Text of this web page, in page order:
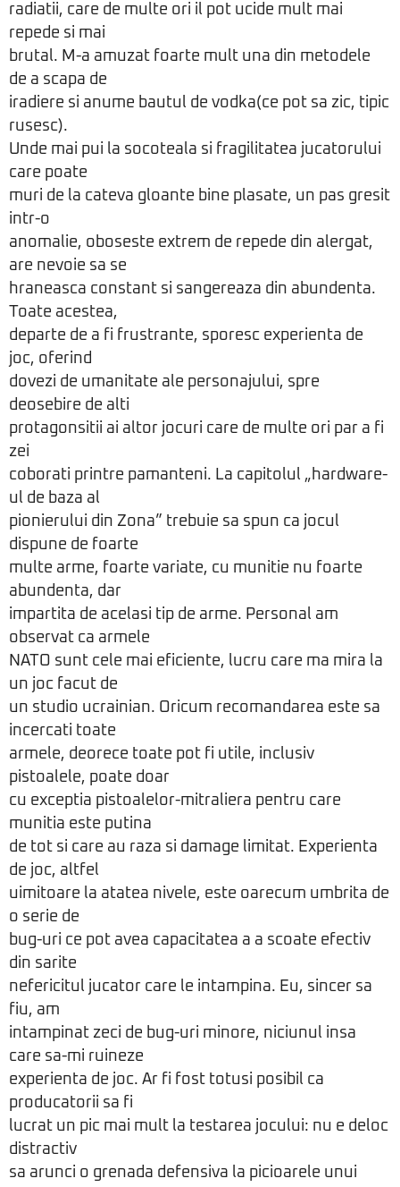
radiatii, care de multe ori il pot ucide mult mai
repede si mai
brutal. M-a amuzat foarte mult una din metodele
de a scapa de
iradiere si anume bautul de vodka(ce pot sa zic, tipic
rusesc).
Unde mai pui la socoteala si fragilitatea jucatorului
care poate
muri de la cateva gloante bine plasate, un pas gresit
intr-o
anomalie, oboseste extrem de repede din alergat,
are nevoie sa se
hraneasca constant si sangereaza din abundenta.
Toate acestea,
departe de a fi frustrante, sporesc experienta de
joc, oferind
dovezi de umanitate ale personajului, spre
deosebire de alti
protagonsitii ai altor jocuri care de multe ori par a fi
zei
coborati printre pamanteni. La capitolul „hardware-
ul de baza al
pionierului din Zona” trebuie sa spun ca jocul
dispune de foarte
multe arme, foarte variate, cu munitie nu foarte
abundenta, dar
impartita de acelasi tip de arme. Personal am
observat ca armele
NATO sunt cele mai eficiente, lucru care ma mira la
un joc facut de
un studio ucrainian. Oricum recomandarea este sa
incercati toate
armele, deorece toate pot fi utile, inclusiv
pistoalele, poate doar
cu exceptia pistoalelor-mitraliera pentru care
munitia este putina
de tot si care au raza si damage limitat. Experienta
de joc, altfel
uimitoare la atatea nivele, este oarecum umbrita de
o serie de
bug-uri ce pot avea capacitatea a a scoate efectiv
din sarite
nefericitul jucator care le intampina. Eu, sincer sa
fiu, am
intampinat zeci de bug-uri minore, niciunul insa
care sa-mi ruineze
experienta de joc. Ar fi fost totusi posibil ca
producatorii sa fi
lucrat un pic mai mult la testarea jocului: nu e deloc
distractiv
sa arunci o grenada defensiva la picioarele unui